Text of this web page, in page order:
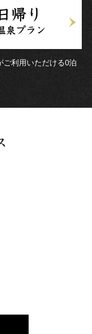
ご利用いただける0泊